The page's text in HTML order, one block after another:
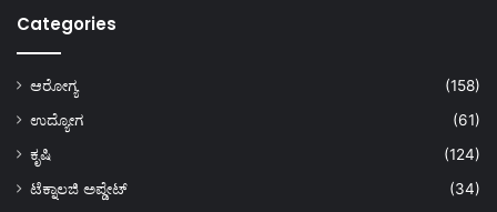
Categories
ಆರೋಗ್ಯ
(158)
ಉದ್ಯೋಗ
(61)
ಕೃಷಿ
(124)
ಟೆಕ್ನಾಲಜಿ ಅಪ್ಡೇಟ್
(34)